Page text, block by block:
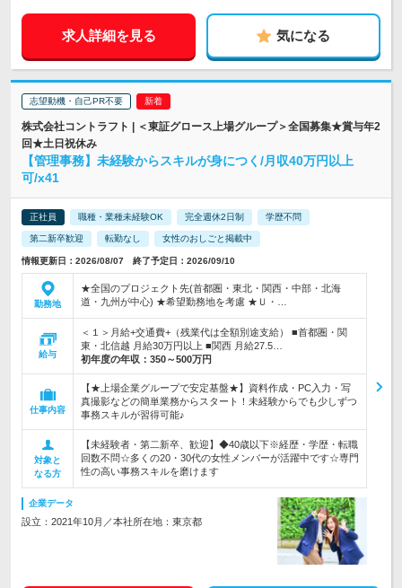
求人詳細を見る 気になる
志望動機・自己PR不要
株式会社コントラフト | ＜東証グロース上場グループ＞全国募集★賞与年2
回★土日祝休み
【管理事務】未経験からスキルが身につく/月収40万円以上
可/x41
正社員 職種・業種未経験OK 完全週休2日制 学歴不問
第二新卒歓迎 転勤なし 女性のおしごと掲載中
情報更新日：2026/08/07 終了予定日：2026/09/10
勤務地
★全国のプロジェクト先(首都圏・東北・関西・中部・北海
道・九州が中心) ★希望勤務地を考慮 ★Ｕ・…
給与
＜１＞月給+交通費+（残業代は全額別途支給） ■首都圏・関
東・北信越 月給30万円以上 ■関西 月給27.5…
初年度の年収： 350～500万円
仕事内容
【★上場企業グループで安定基盤★】資料作成・PC入力・写
真撮影などの簡単業務からスタート！未経験からでも少しずつ
事務スキルが習得可能♪
対象と
なる方
【未経験者・第二新卒、歓迎】◆40歳以下※経歴・学歴・転職
回数不問☆多くの20・30代の女性メンバーが活躍中です☆専門
性の高い事務スキルを磨けます
企業データ
設立：2021年10月／本社所在地：東京都